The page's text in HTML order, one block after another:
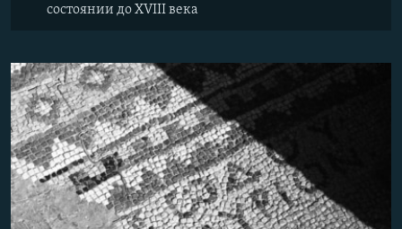
состоянии до XVIII века